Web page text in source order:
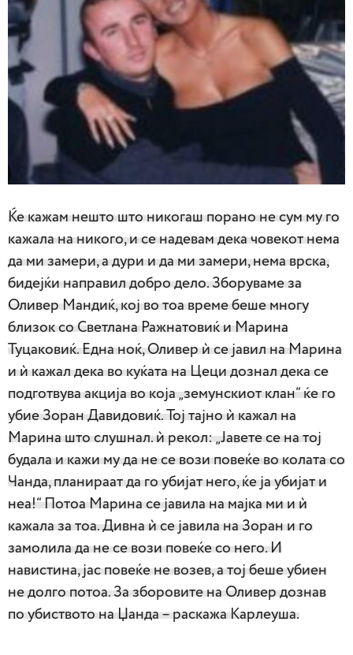
Ќе кажам нешто што никогаш порано не сум му го
кажала на никого, и се надевам дека човекот нема
да ми замери, а дури и да ми замери, нема врска,
бидејќи направил добро дело. Зборуваме за
Оливер Мандиќ, кој во тоа време беше многу
близок со Светлана Ражнатовиќ и Марина
Туцаковиќ. Една ноќ, Оливер ѝ се јавил на Марина
и ѝ кажал дека во куќата на Цеци дознал дека се
подготвува акција во која „земунскиот клан“ ќе го
убие Зоран Давидовиќ. Тој тајно ѝ кажал на
Марина што слушнал. ѝ рекол: „Јавете се на тој
будала и кажи му да не се вози повеќе во колата со
Чанда, планираат да го убијат него, ќе ја убијат и
неа!“ Потоа Марина се јавила на мајка ми и ѝ
кажала за тоа. Дивна ѝ се јавила на Зоран и го
замолила да не се вози повеќе со него. И
навистина, јас повеќе не возев, а тој беше убиен
не долго потоа. За зборовите на Оливер дознав
по убиството на Џанда – раскажа Карлеуша.